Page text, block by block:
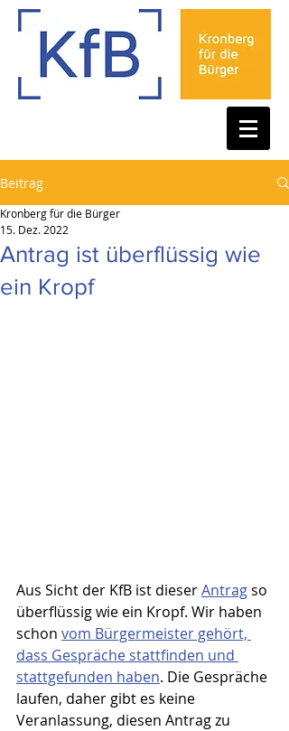
Beitrag
Antrag ist überflüssig wie
ein Kropf
Kronberg für die Bürger
15. Dez. 2022
Aus Sicht der KfB ist dieser Antrag so
überflüssig wie ein Kropf. Wir haben
schon vom Bürgermeister gehört,
dass Gespräche stattfinden und
stattgefunden haben. Die Gespräche
laufen, daher gibt es keine
Veranlassung, diesen Antrag zu